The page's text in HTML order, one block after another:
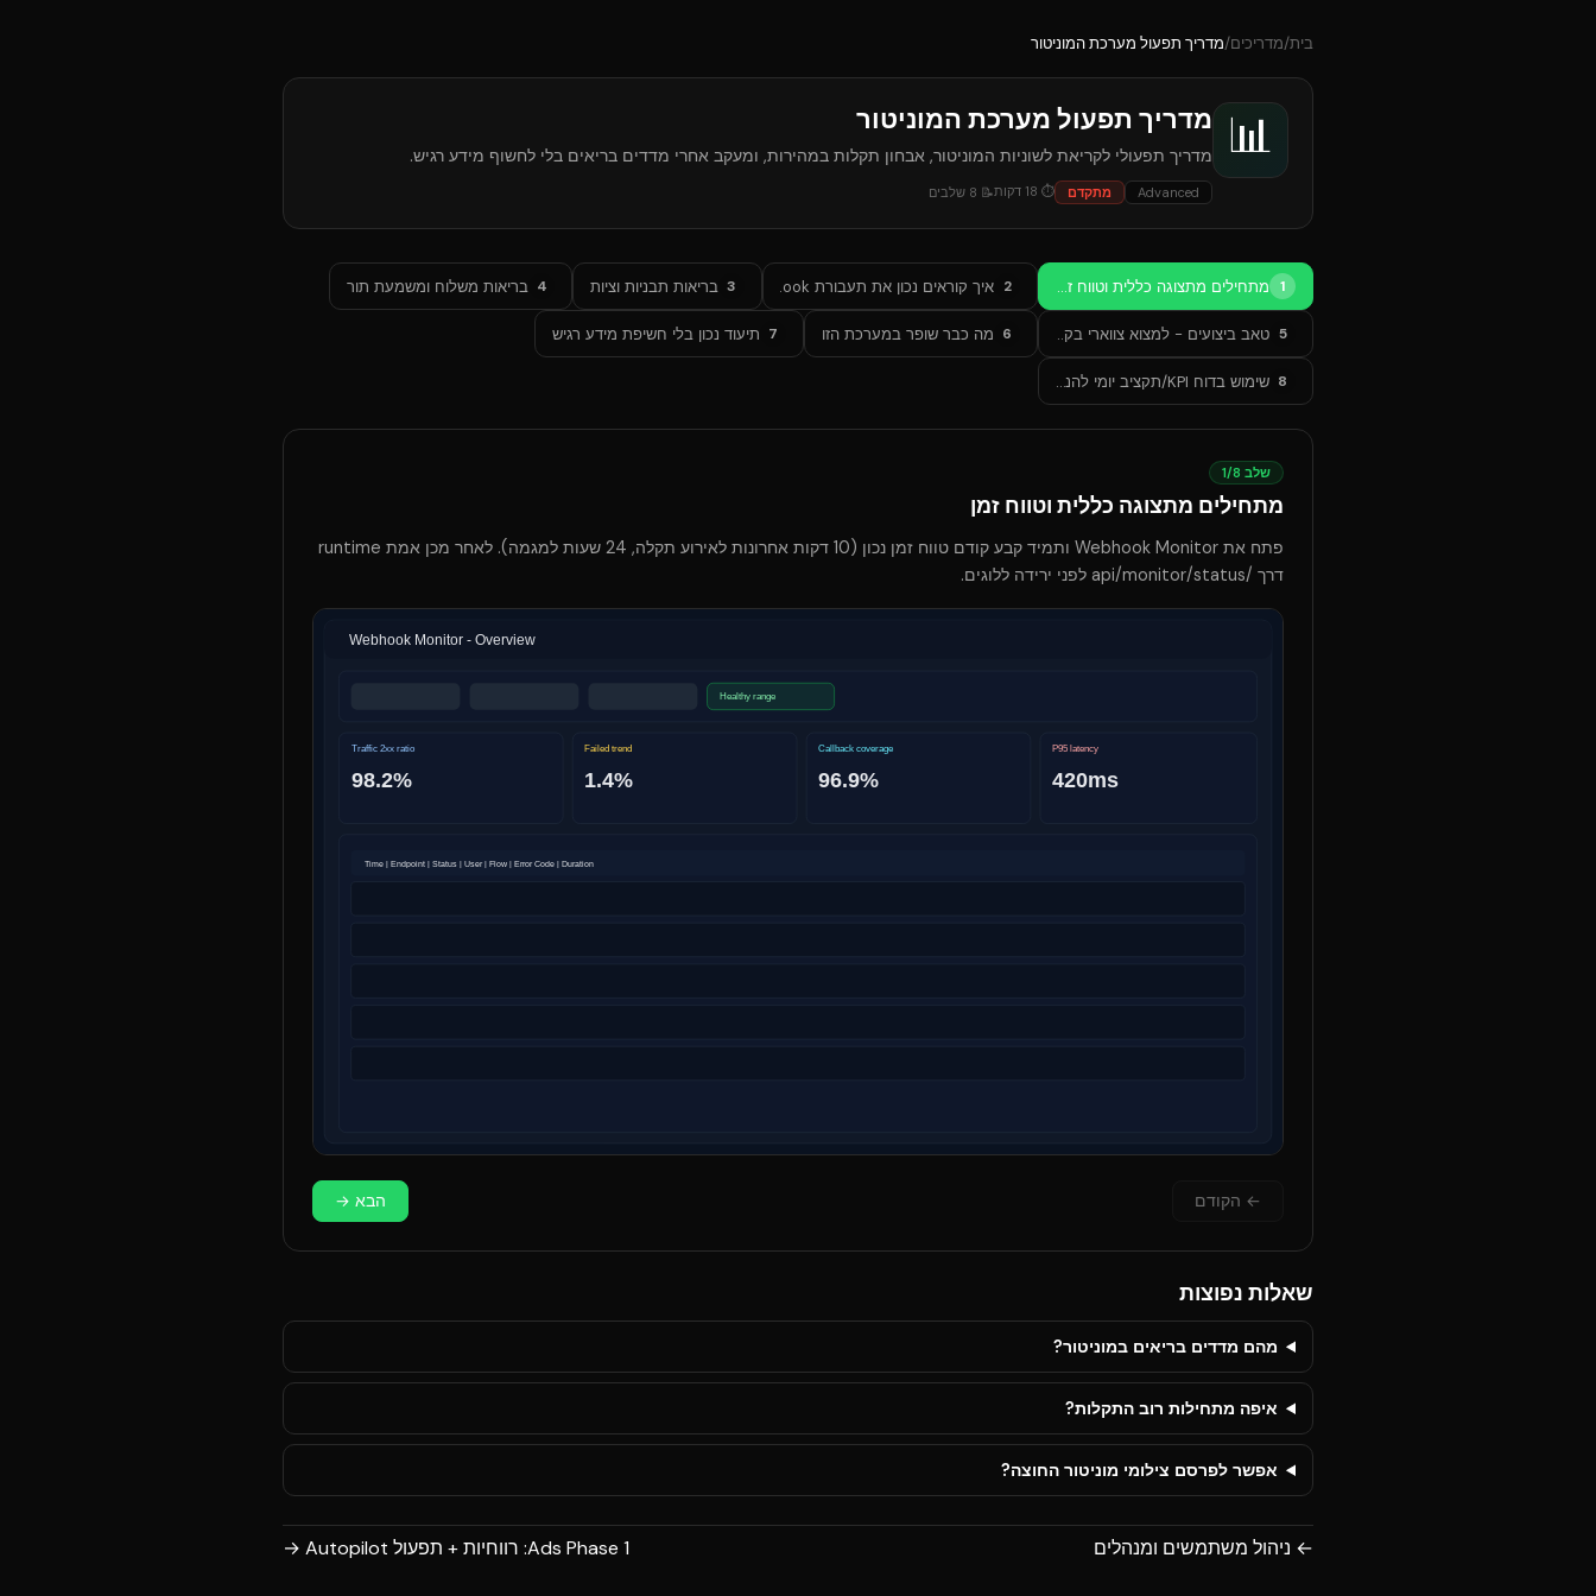
בית/מדריכים/מדריך תפעול מערכת המוניטור
📊 מדריך תפעול מערכת המוניטור
מדריך תפעולי לקריאת לשוניות המוניטור, אבחון תקלות במהירות, ומעקב אחרי מדדים בריאים בלי לחשוף מידע רגיש.
Advanced מתקדם ⏱
18 דקות📝
8 שלבים
1 מתחילים מתצוגה כללית וטווח זמן 2 איך קוראים נכון את תעבורת Webhook 3 בריאות תבניות וציות 4 בריאות משלוח ומשמעת תור
5 טאב ביצועים - למצוא צווארי בקבוק אמיתיים
6 מה כבר שופר במערכת הזו 7 תיעוד נכון בלי חשיפת מידע רגיש
8 שימוש בדוח KPI/תקציב יומי להנהלה
שלב 1/8
מתחילים מתצוגה כללית וטווח זמן
פתח את Webhook Monitor ותמיד קבע קודם טווח זמן נכון (10 דקות אחרונות לאירוע תקלה, 24 שעות למגמה). לאחר מכן אמת runtime
דרך /api/monitor/status לפני ירידה ללוגים.
← הקודם הבא →
שאלות נפוצות
מהם מדדים בריאים במוניטור?
איפה מתחילות רוב התקלות?
אפשר לפרסם צילומי מוניטור החוצה?
← ניהול משתמשים ומנהלים Ads Phase 1: רווחיות + תפעול Autopilot →